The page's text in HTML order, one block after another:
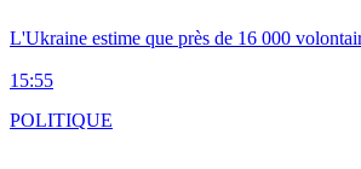
L'Ukraine estime que près de 16 000
15:55
POLITIQUE